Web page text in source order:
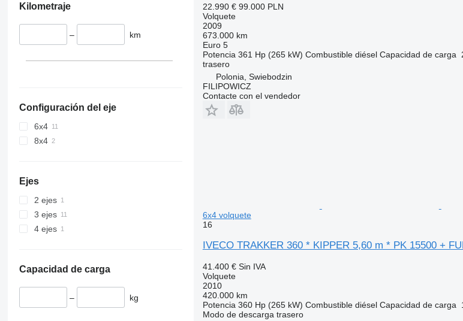
Kilometraje
– km
Configuración del eje
6x4
8x4
Ejes
2 ejes
3 ejes
4 ejes
Capacidad de carga
– kg
22.990 € 99.000 PLN
Volquete
2009
673.000 km
Euro 5
Potencia 361 Hp (265 kW) Combustible diésel Capacidad de carga
trasero
Polonia, Swiebodzin
FILIPOWICZ
Contacte con el vendedor
6x4 volquete
16
IVECO TRAKKER 360 * KIPPER 5,60 m * PK 15500 +
41.400 € Sin IVA
Volquete
2010
420.000 km
Potencia 360 Hp (265 kW) Combustible diésel Capacidad de carga
Modo de descarga trasero